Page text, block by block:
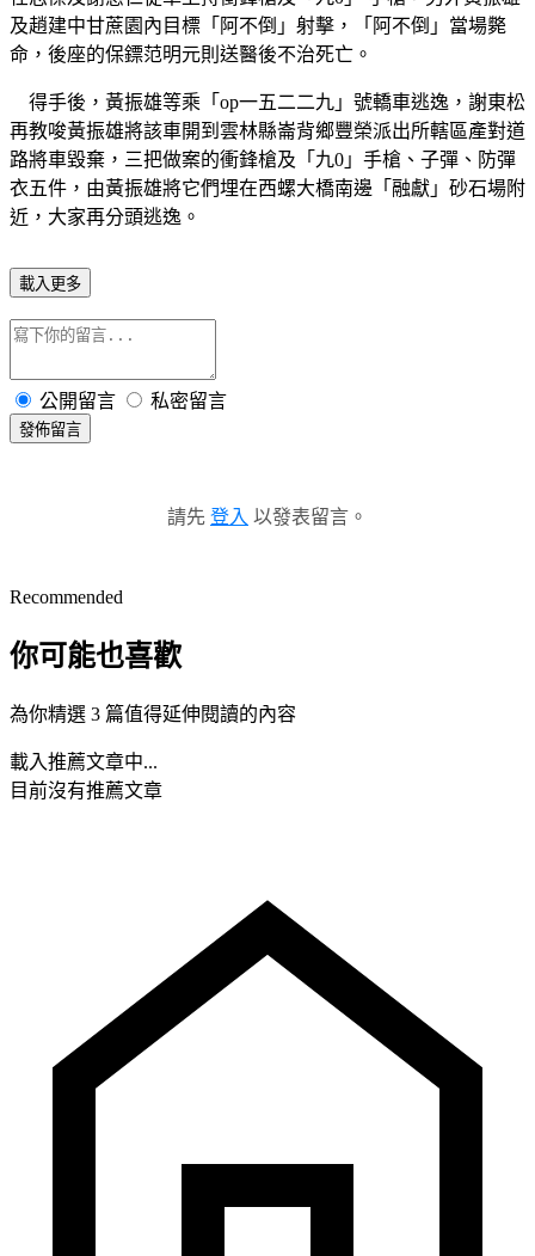
及趙建中甘蔗園內目標「阿不倒」射擊，「阿不倒」當場斃
命，後座的保鏢范明元則送醫後不治死亡。
得手後，黃振雄等乘「op一五二二九」號轎車逃逸，謝東松
再教唆黃振雄將該車開到雲林縣崙背鄉豐榮派出所轄區產對道
路將車毀棄，三把做案的衝鋒槍及「九0」手槍、子彈、防彈
衣五件，由黃振雄將它們埋在西螺大橋南邊「融獻」砂石場附
近，大家再分頭逃逸。
載入更多
公開留言 私密留言
發佈留言
請先 登入 以發表留言。
Recommended
你可能也喜歡
為你精選 3 篇值得延伸閱讀的內容
載入推薦文章中...
目前沒有推薦文章